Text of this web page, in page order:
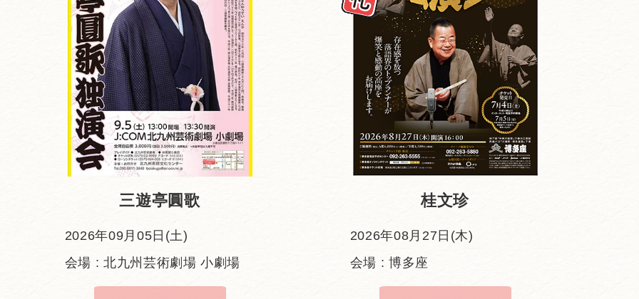
三遊亭圓歌
2026年09月05日(土)
会場 : 北九州芸術劇場 小劇場
桂文珍
2026年08月27日(木)
会場 : 博多座